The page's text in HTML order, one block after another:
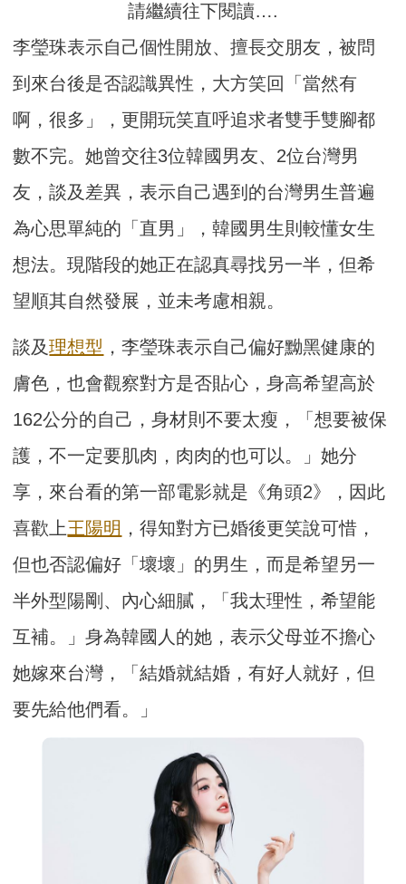
請繼續往下閱讀….
李瑩珠表示自己個性開放、擅長交朋友，被問
到來台後是否認識異性，大方笑回「當然有
啊，很多」，更開玩笑直呼追求者雙手雙腳都
數不完。她曾交往3位韓國男友、2位台灣男
友，談及差異，表示自己遇到的台灣男生普遍
為心思單純的「直男」，韓國男生則較懂女生
想法。現階段的她正在認真尋找另一半，但希
望順其自然發展，並未考慮相親。
談及理想型 ，李瑩珠表示自己偏好黝黑健康的
膚色，也會觀察對方是否貼心，身高希望高於
162公分的自己，身材則不要太瘦，「想要被保
護，不一定要肌肉，肉肉的也可以。」她分
享，來台看的第一部電影就是《角頭2》，因此
喜歡上王陽明 ，得知對方已婚後更笑說可惜，
但也否認偏好「壞壞」的男生，而是希望另一
半外型陽剛、內心細膩，「我太理性，希望能
互補。」身為韓國人的她，表示父母並不擔心
她嫁來台灣，「結婚就結婚，有好人就好，但
要先給他們看。」